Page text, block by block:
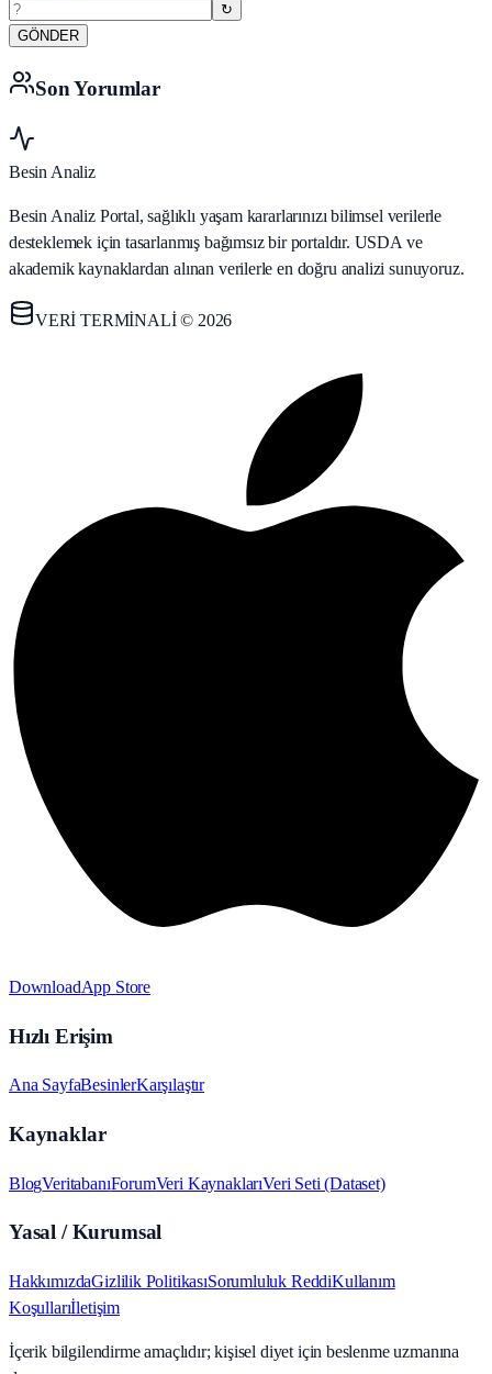
↻
GÖNDER
Son Yorumlar
Besin Analiz
Besin Analiz Portal, sağlıklı yaşam kararlarınızı bilimsel verilerle
desteklemek için tasarlanmış bağımsız bir portaldır. USDA ve
akademik kaynaklardan alınan verilerle en doğru analizi sunuyoruz.
VERİ TERMİNALİ © 2026
DownloadApp Store
Hızlı Erişim
Ana SayfaBesinlerKarşılaştır
Kaynaklar
BlogVeritabanıForumVeri KaynaklarıVeri Seti (Dataset)
Yasal / Kurumsal
HakkımızdaGizlilik PolitikasıSorumluluk ReddiKullanım
Koşullarıİletişim
İçerik bilgilendirme amaçlıdır; kişisel diyet için beslenme uzmanına